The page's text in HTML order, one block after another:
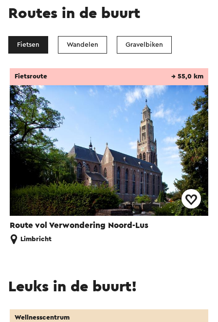
Routes in de buurt
Fietsen Wandelen Gravelbiken
Route vol Verwondering Noord-Lus
Fietsroute → 55,0 km
Limbricht
Leuks in de buurt!
Wellnesscentrum